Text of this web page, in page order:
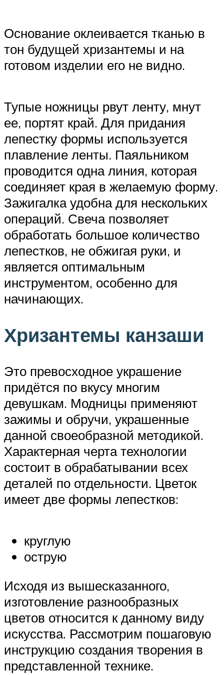
Основание оклеивается тканью в
тон будущей хризантемы и на
готовом изделии его не видно.
Тупые ножницы рвут ленту, мнут
ее, портят край. Для придания
лепестку формы используется
плавление ленты. Паяльником
проводится одна линия, которая
соединяет края в желаемую форму.
Зажигалка удобна для нескольких
операций. Свеча позволяет
обработать большое количество
лепестков, не обжигая руки, и
является оптимальным
инструментом, особенно для
начинающих.
Хризантемы канзаши
Это превосходное украшение
придётся по вкусу многим
девушкам. Модницы применяют
зажимы и обручи, украшенные
данной своеобразной методикой.
Характерная черта технологии
состоит в обрабатывании всех
деталей по отдельности. Цветок
имеет две формы лепестков:
круглую
острую
Исходя из вышесказанного,
изготовление разнообразных
цветов относится к данному виду
искусства. Рассмотрим пошаговую
инструкцию создания творения в
представленной технике.